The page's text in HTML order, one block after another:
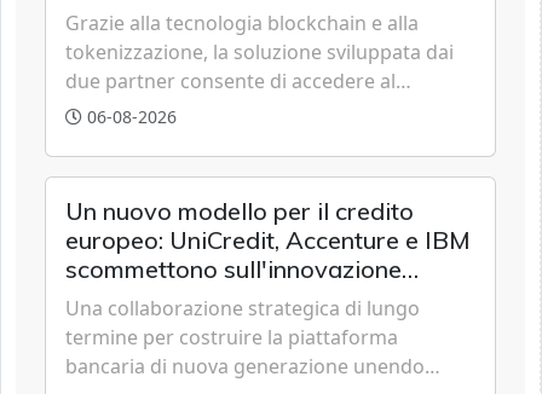
Grazie alla tecnologia blockchain e alla
tokenizzazione, la soluzione sviluppata dai
due partner consente di accedere al
fotovoltaico e all'eolico ottenendo risparmi
appartamento nei centri urbani.
06-08-2026
Un nuovo modello per il credito
europeo: UniCredit, Accenture e IBM
scommettono sull'innovazione
tecnologica
Una collaborazione strategica di lungo
termine per costruire la piattaforma
bancaria di nuova generazione unendo